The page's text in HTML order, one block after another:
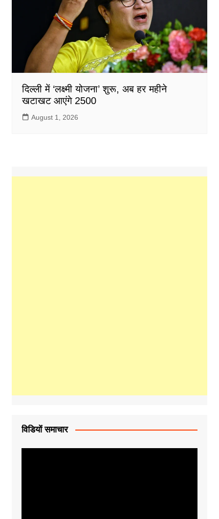
दिल्ली में ‘लक्ष्मी योजना’ शुरू, अब हर महीने
खटाखट आएंगे 2500
August 1, 2026
विडियों समाचार